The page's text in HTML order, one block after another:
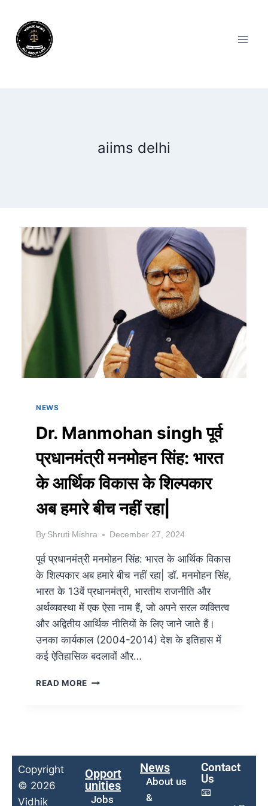
aiims delhi
NEWS
Dr. Manmohan singh पूर्व
प्रधानमंत्री मनमोहन सिंह: भारत
के आर्थिक विकास के शिल्पकार
अब हमारे बीच नहीं रहा|
By Shruti Mishra December 27, 2024
पूर्व प्रधानमंत्री मनमोहन सिंह: भारत के आर्थिक विकास
के शिल्पकार अब हमारे बीच नहीं रहा| डॉ. मनमोहन सिंह,
भारत के 13वें प्रधानमंत्री, भारतीय राजनीति और
अर्थव्यवस्था में एक ऐसा नाम हैं, जो अपने सरल व्यक्तित्व
और अद्वितीय आर्थिक नीतियों के लिए जाने जाते हैं।
उनका कार्यकाल (2004-2014) देश के इतिहास में
कई ऐतिहासिक बदलावों और…
READ MORE
Copyright
© 2026
Vidhik
Opport
unities
Jobs
News
About us
&
Contact
Us
📧